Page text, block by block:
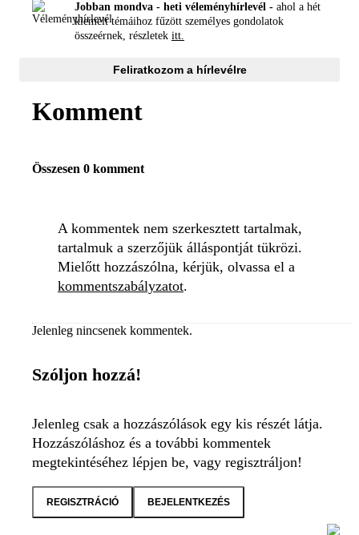
Jobban mondva - heti véleményhírlevél - ahol a hét
kiemelt témáihoz fűzött személyes gondolatok
összeérnek, részletek itt.
Feliratkozom a hírlevélre
Komment
Összesen 0 komment
A kommentek nem szerkesztett tartalmak,
tartalmuk a szerzőjük álláspontját tükrözi.
Mielőtt hozzászólna, kérjük, olvassa el a
kommentszabályzatot.
Jelenleg nincsenek kommentek.
Szóljon hozzá!
Jelenleg csak a hozzászólások egy kis részét látja.
Hozzászóláshoz és a további kommentek
megtekintéséhez lépjen be, vagy regisztráljon!
REGISZTRÁCIÓ BEJELENTKEZÉS